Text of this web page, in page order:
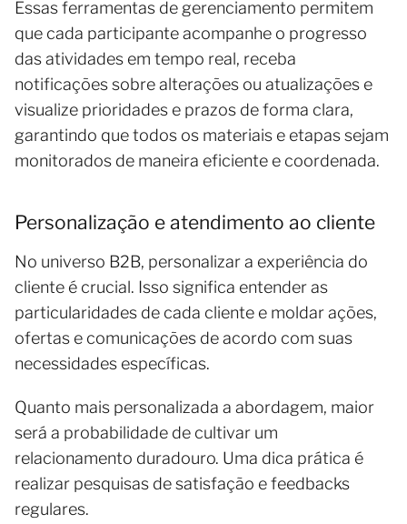
Essas ferramentas de gerenciamento permitem
que cada participante acompanhe o progresso
das atividades em tempo real, receba
notificações sobre alterações ou atualizações e
visualize prioridades e prazos de forma clara,
garantindo que todos os materiais e etapas sejam
monitorados de maneira eficiente e coordenada.
Personalização e atendimento ao cliente
No universo B2B, personalizar a experiência do
cliente é crucial. Isso significa entender as
particularidades de cada cliente e moldar ações,
ofertas e comunicações de acordo com suas
necessidades específicas.
Quanto mais personalizada a abordagem, maior
será a probabilidade de cultivar um
relacionamento duradouro. Uma dica prática é
realizar pesquisas de satisfação e feedbacks
regulares.